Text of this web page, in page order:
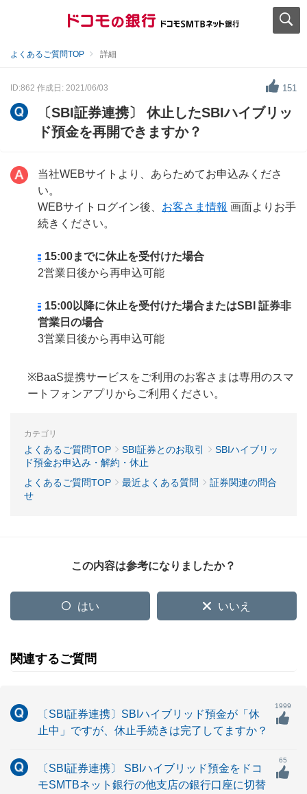
よくあるご質問TOP 詳細
ID:862 作成日: 2021/06/03 151
〔SBI証券連携〕 休止したSBIハイブリッ
ド預金を再開できますか？
当社WEBサイトより、あらためてお申込みくださ
い。
WEBサイトログイン後、 お客さま情報 画面よりお手
続きください。
15:00までに休止を受付けた場合
2営業日後から再申込可能
15:00以降に休止を受付けた場合またはSBI 証券非
営業日の場合
3営業日後から再申込可能
※BaaS提携サービスをご利用のお客さまは専用のスマ
ートフォンアプリからご利用ください。
カテゴリ
よくあるご質問TOP SBI証券とのお取引
SBIハイブリッ
ド預金お申込み・解約・休止
よくあるご質問TOP
最近よくある質問
証券関連の問合
せ
この内容は参考になりましたか？
はい いいえ
関連するご質問
〔SBI証券連携〕SBIハイブリッド預金が「休
止中」ですが、休止手続きは完了してますか？
1999
〔SBI証券連携〕 SBIハイブリッド預金をドコ
モSMTBネット銀行の他支店の銀行口座に切替
65